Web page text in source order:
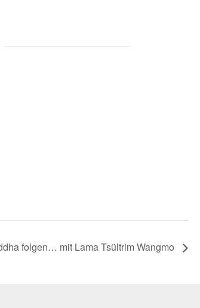
folgen… mit Lama Tsültrim Wangmo